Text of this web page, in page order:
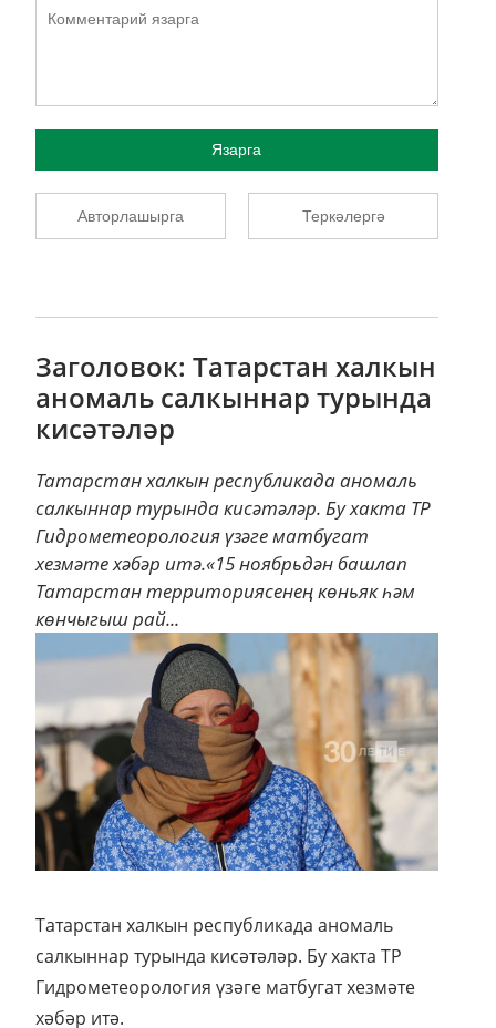
Язарга
Авторлашырга Теркәлергә
Заголовок: Татарстан халкын
аномаль салкыннар турында
кисәтәләр
Татарстан халкын республикада аномаль
салкыннар турында кисәтәләр. Бу хакта ТР
Гидрометеорология үзәге матбугат
хезмәте хәбәр итә.«15 ноябрьдән башлап
Татарстан территориясенең көньяк һәм
көнчыгыш рай...
Татарстан халкын республикада аномаль
салкыннар турында кисәтәләр. Бу хакта ТР
Гидрометеорология үзәге матбугат хезмәте
хәбәр итә.